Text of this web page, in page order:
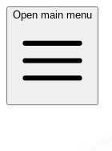
Open main menu